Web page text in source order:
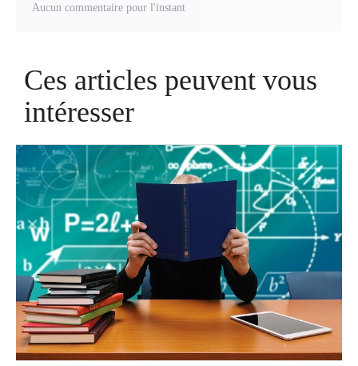
Aucun commentaire pour l'instant
Ces articles peuvent vous
intéresser